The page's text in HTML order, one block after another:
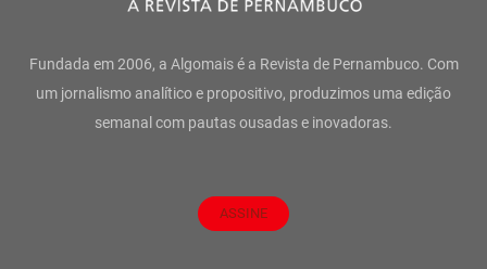
Fundada em 2006, a Algomais é a Revista de Pernambuco. Com
um jornalismo analítico e propositivo, produzimos uma edição
semanal com pautas ousadas e inovadoras.
ASSINE